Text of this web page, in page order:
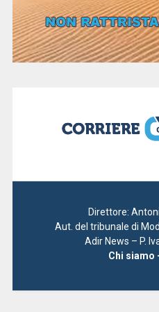
Direttore:
Aut. del tribunale di
Adir News – P.
Chi siamo